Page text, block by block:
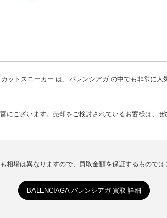
ットスニーカー は、バレンシアガ の中でも非常に
ございます。売却をご検討されているお客様は、ぜ
場は異なりますので、買取金額を保証するものでは
BALENCIAGA バレンシアガ 買取 詳細